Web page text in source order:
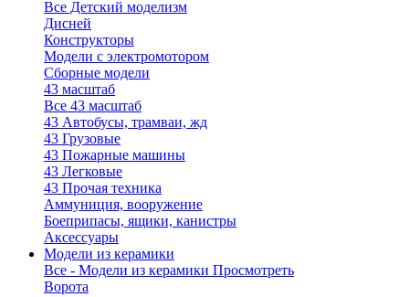
Все Детский моделизм
Дисней
Конструкторы
Модели с электромотором
Сборные модели
43 масштаб
Все 43 масштаб
43 Автобусы, трамваи, жд
43 Грузовые
43 Пожарные машины
43 Легковые
43 Прочая техника
Аммуниция, вооружение
Боеприпасы, ящики, канистры
Аксессуары
Модели из керамики
Все - Модели из керамики Просмотреть
Ворота